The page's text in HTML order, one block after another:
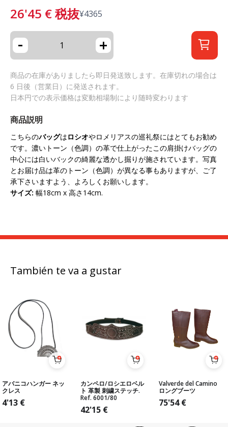
26'45 €税抜¥4365
- +
商品の在庫がありましたら即日発送致します。在庫切れの場合は
6 日後（営業日）に発送されます。
日本円での表示価格は変動相場制により随時変わります
商品説明
こちらのバッグはロシオやロメリアスの巡礼祭にはとてもお勧め
です。濃いトーン（色調）の革で仕上がったこの肩掛けバッグの
中心には白いバックの綺麗な透かし掘りが施されています。写真
とお届け品は革のトーン（色調）が異なる事もありますが、ご了
承下さいますよう、よろしくお願いします。
サイズ: 幅18cm x 高さ14cm.
También te va a gustar
アバニコハンガー ネッ
クレス
4'13 €
カンペロ/ロシエロベル
ト 革製 刺繍ステッチ.
Ref. 6001/80
42'15 €
Valverde del Camino
ロングブーツ
75'54€